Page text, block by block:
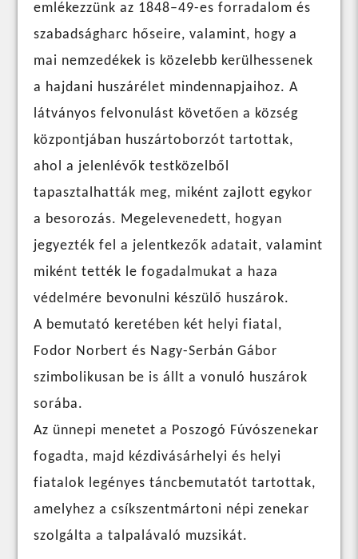
emlékezzünk az 1848–49-es forradalom és
szabadságharc hőseire, valamint, hogy a
mai nemzedékek is közelebb kerülhessenek
a hajdani huszárélet mindennapjaihoz. A
látványos felvonulást követően a község
központjában huszártoborzót tartottak,
ahol a jelenlévők testközelből
tapasztalhatták meg, miként zajlott egykor
a besorozás. Megelevenedett, hogyan
jegyezték fel a jelentkezők adatait, valamint
miként tették le fogadalmukat a haza
védelmére bevonulni készülő huszárok.
A bemutató keretében két helyi fiatal,
Fodor Norbert és Nagy-Serbán Gábor
szimbolikusan be is állt a vonuló huszárok
sorába.
Az ünnepi menetet a Poszogó Fúvószenekar
fogadta, majd kézdivásárhelyi és helyi
fiatalok legényes táncbemutatót tartottak,
amelyhez a csíkszentmártoni népi zenekar
szolgálta a talpalávaló muzsikát.